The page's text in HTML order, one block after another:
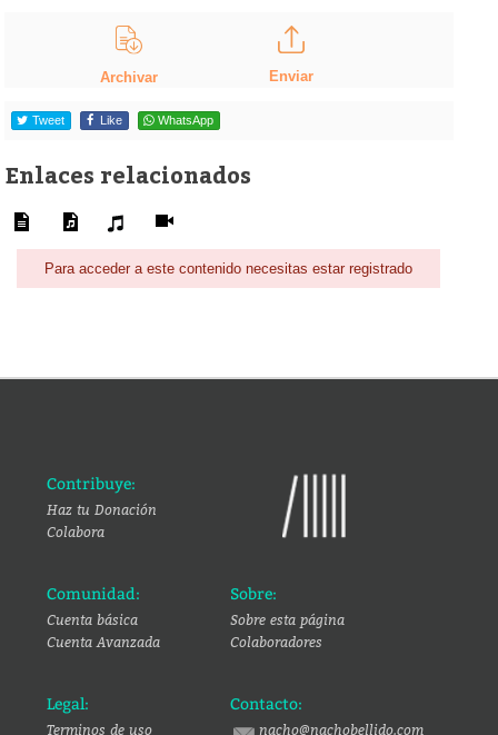
Archivar Enviar
Tweet Like WhatsApp
Enlaces relacionados
Para acceder a este contenido necesitas estar registrado
Contribuye:
Haz tu Donación
Colabora
Comunidad:
Cuenta básica
Cuenta Avanzada
Sobre:
Sobre esta página
Colaboradores
Legal:
Terminos de uso
Contacto:
nacho@nachobellido.com